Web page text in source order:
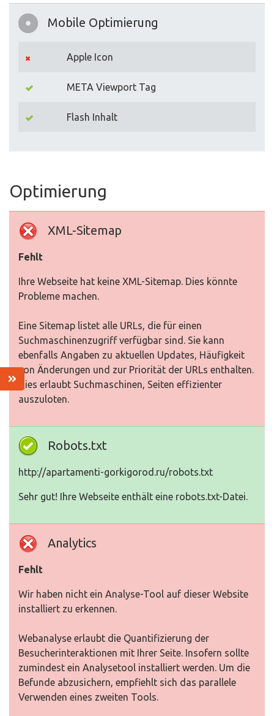
Mobile Optimierung
Apple Icon
META Viewport Tag
Flash Inhalt
Optimierung
XML-Sitemap
Fehlt
Ihre Webseite hat keine XML-Sitemap. Dies könnte
Probleme machen.
Eine Sitemap listet alle URLs, die für einen
Suchmaschinenzugriff verfügbar sind. Sie kann
ebenfalls Angaben zu aktuellen Updates, Häufigkeit
von Änderungen und zur Priorität der URLs enthalten.
Dies erlaubt Suchmaschinen, Seiten effizienter
auszuloten.
Robots.txt
http://apartamenti-gorkigorod.ru/robots.txt
Sehr gut! Ihre Webseite enthält eine robots.txt-Datei.
Analytics
Fehlt
Wir haben nicht ein Analyse-Tool auf dieser Website
installiert zu erkennen.
Webanalyse erlaubt die Quantifizierung der
Besucherinteraktionen mit Ihrer Seite. Insofern sollte
zumindest ein Analysetool installiert werden. Um die
Befunde abzusichern, empfiehlt sich das parallele
Verwenden eines zweiten Tools.